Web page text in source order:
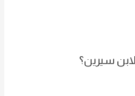
لابن سيرين؟